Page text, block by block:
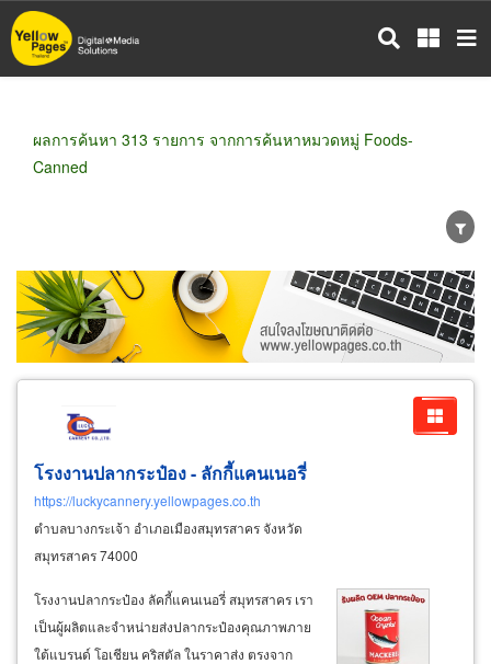
ข้าม
ไป
ผลการค้นหา 313 รายการ จากการค้นหาหมวดหมู่ Foods-
Canned
ขายส่ง ขายปลีก ผู้ผลิต
ตัวแทนจัดจำหน่าย
ผู้ส่งออก/นำเข้า
ธุรกิจบริการ
โรงงานปลากระป๋อง - ลักกี้แคนเนอรี่
https://luckycannery.yellowpages.co.th
ตำบลบางกระเจ้า อำเภอเมืองสมุทรสาคร จังหวัด
สมุทรสาคร 74000
โรงงานปลากระป๋อง ลัคกี้แคนเนอรี่ สมุทรสาคร เรา
เป็นผู้ผลิตและจำหน่ายส่งปลากระป๋องคุณภาพภาย
ใต้แบรนด์ โอเชียน คริสตัล ในราคาส่ง ตรงจาก